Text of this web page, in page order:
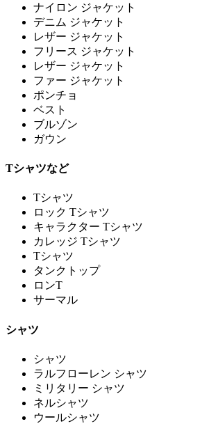
ナイロン ジャケット
デニム ジャケット
レザー ジャケット
フリース ジャケット
レザー ジャケット
ファー ジャケット
ポンチョ
ベスト
ブルゾン
ガウン
Tシャツなど
Tシャツ
ロック Tシャツ
キャラクター Tシャツ
カレッジ Tシャツ
Tシャツ
タンクトップ
ロンT
サーマル
シャツ
シャツ
ラルフローレン シャツ
ミリタリー シャツ
ネルシャツ
ウールシャツ